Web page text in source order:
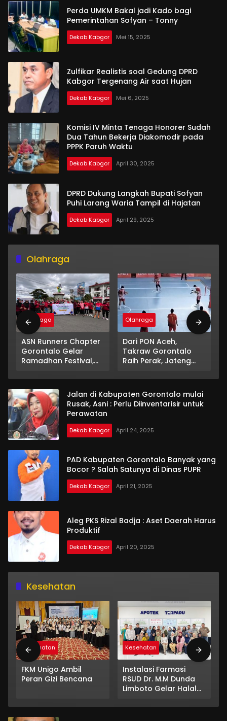
Perda UMKM Bakal jadi Kado bagi
Pemerintahan Sofyan – Tonny
Dekab Kabgor Mei 15, 2025
Zulfikar Realistis soal Gedung DPRD
Kabgor Tergenang Air saat Hujan
Dekab Kabgor Mei 6, 2025
Komisi IV Minta Tenaga Honorer Sudah
Dua Tahun Bekerja Diakomodir pada
PPPK Paruh Waktu
Dekab Kabgor April 30, 2025
DPRD Dukung Langkah Bupati Sofyan
Puhi Larang Waria Tampil di Hajatan
Dekab Kabgor April 29, 2025
Olahraga
Olahraga
ASN Runners Chapter
Gorontalo Gelar
Ramadhan Festival,
“Tubuh Teguh Iman
Bertumbuh”
Olahraga
Dari PON Aceh,
Takraw Gorontalo
Raih Perak, Jateng
Jalan di Kabupaten Gorontalo mulai
Rusak, Asni : Perlu Diinventarisir untuk
Perawatan
Dekab Kabgor April 24, 2025
PAD Kabupaten Gorontalo Banyak yang
Bocor ? Salah Satunya di Dinas PUPR
Dekab Kabgor April 21, 2025
Aleg PKS Rizal Badja : Aset Daerah Harus
Produktif
Dekab Kabgor April 20, 2025
Kesehatan
Kesehatan
FKM Unigo Ambil
Peran Gizi Bencana
Kesehatan
Instalasi Farmasi
RSUD Dr. M.M Dunda
Limboto Gelar Halal
Silaturahmi dan